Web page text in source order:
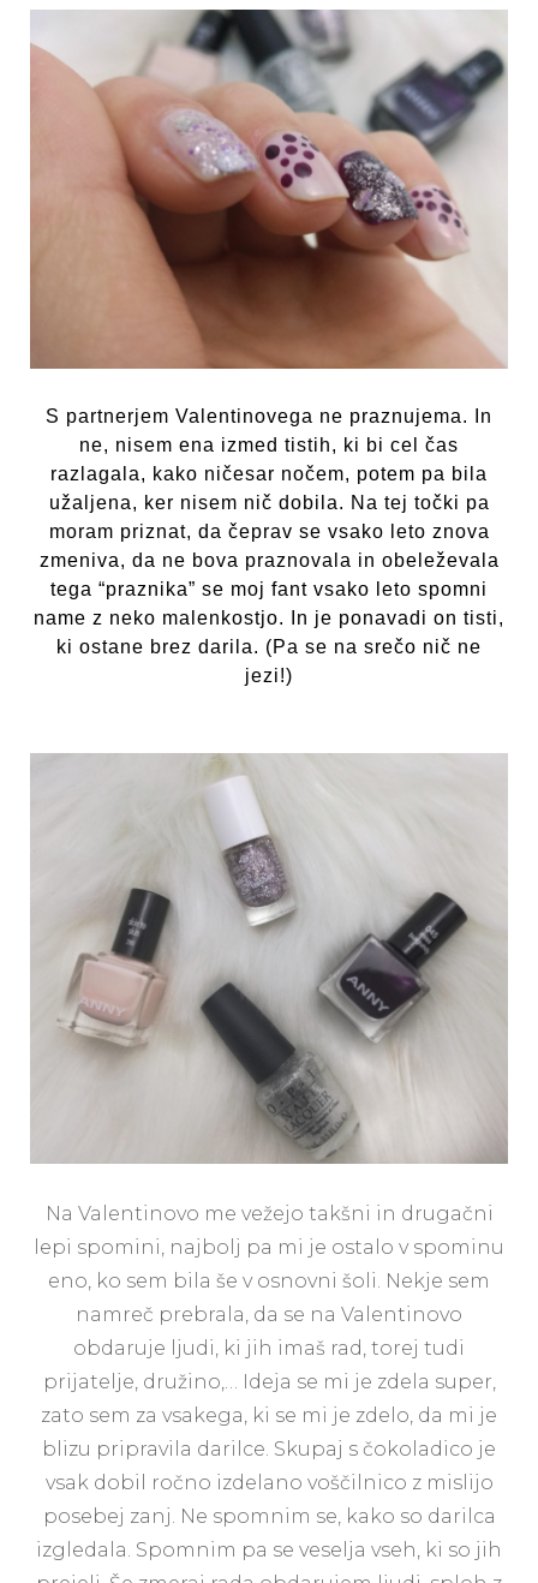
S partnerjem Valentinovega ne praznujema. In
ne, nisem ena izmed tistih, ki bi cel čas
razlagala, kako ničesar nočem, potem pa bila
užaljena, ker nisem nič dobila. Na tej točki pa
moram priznat, da čeprav se vsako leto znova
zmeniva, da ne bova praznovala in obeleževala
tega “praznika” se moj fant vsako leto spomni
name z neko malenkostjo. In je ponavadi on tisti,
ki ostane brez darila. (Pa se na srečo nič ne
jezi!)
Na Valentinovo me vežejo takšni in drugačni
lepi spomini, najbolj pa mi je ostalo v spominu
eno, ko sem bila še v osnovni šoli. Nekje sem
namreč prebrala, da se na Valentinovo
obdaruje ljudi, ki jih imaš rad, torej tudi
prijatelje, družino,… Ideja se mi je zdela super,
zato sem za vsakega, ki se mi je zdelo, da mi je
blizu pripravila darilce. Skupaj s čokoladico je
vsak dobil ročno izdelano voščilnico z mislijo
posebej zanj. Ne spomnim se, kako so darilca
izgledala. Spomnim pa se veselja vseh, ki so jih